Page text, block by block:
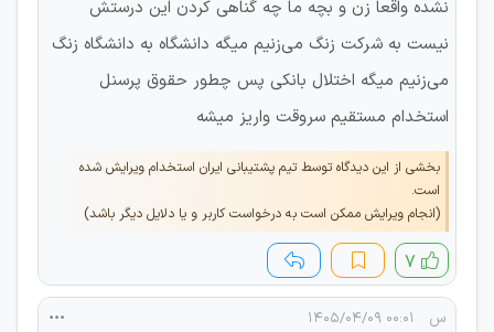
نشده واقعا زن و بچه ما چه گناهی کردن این درستش
نیست به شرکت زنگ می‌زنیم میگه دانشگاه به دانشگاه زنگ
می‌زنیم میگه اختلال بانکی پس چطور حقوق پرسنل
استخدام مستقیم سروقت واریز میشه
بخشی از این دیدگاه توسط تیم پشتیبانی ایران استخدام ویرایش شده
است.
(انجام ویرایش ممکن است به درخواست کاربر و یا دلایل دیگر باشد)
۷
س ۰۰:۰۱ ۱۴۰۵/۰۴/۰۹